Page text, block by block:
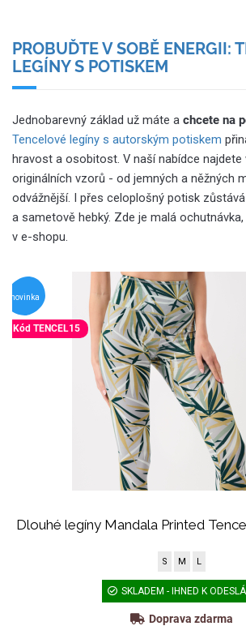
PROBUĎTE V SOBĚ ENERGII:
LEGÍNY S POTISKEM
Jednobarevný základ už máte a chcete na
Tencelové legíny s autorským potiskem
hravost a osobitost. V naší nabídce najdete
originálních vzorů - od jemných a něžných
odvážnější. I přes celoplošný potisk
a sametově hebký. Zde je malá
v e-shopu.
novinka
Kód TENCEL15
Dlouhé legíny Mandala Printed
S M L
SKLADEM - IHNED K
Doprava zdarma